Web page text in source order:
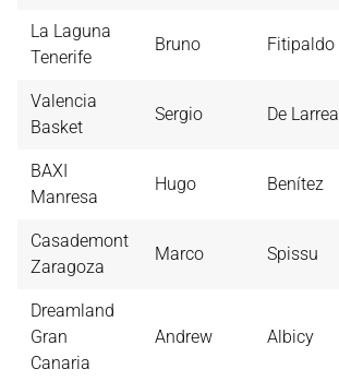
La Laguna
Tenerife
Bruno Fitipaldo
Valencia
Basket
Sergio De Larrea
BAXI
Manresa
Hugo Benítez
Casademont
Zaragoza
Marco Spissu
Dreamland
Gran
Canaria
Andrew Albicy